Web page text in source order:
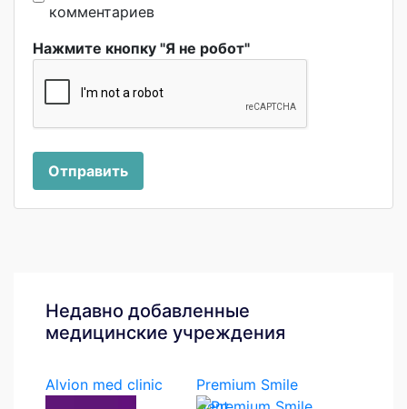
комментариев
Нажмите кнопку "Я не робот"
Отправить
Недавно добавленные
медицинские учреждения
Alvion med clinic
Premium Smile